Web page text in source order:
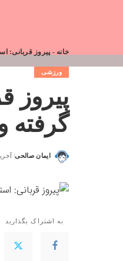
خانه -پیروز قربانی:
ورزشی
پیروز
گرفته
ایمان صالحی
به اشتراک بگذارید